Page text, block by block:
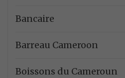
Bancaire
Barreau Cameroon
Boissons du Cameroun